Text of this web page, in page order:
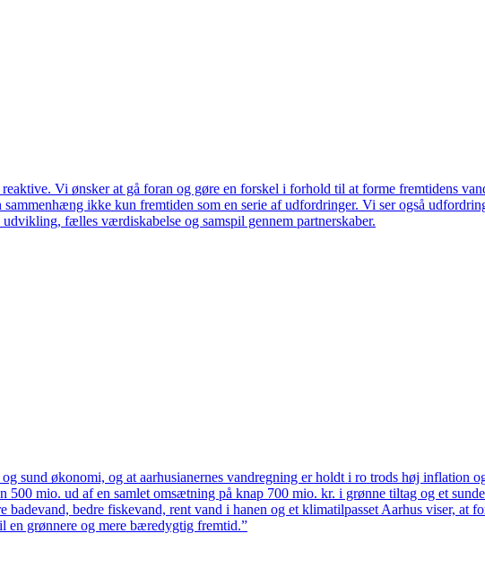
Vi ønsker at gå foran og gøre en forskel i forhold til at forme fremtidens
ikke kun fremtiden som en serie af udfordringer. Vi ser også
fælles værdiskabelse og samspil gennem partnerskaber.
sund økonomi, og at aarhusianernes vandregning er holdt i ro trods høj inflation
500 mio. ud af en samlet omsætning på knap 700 mio. kr. i grønne tiltag og et
badevand, bedre fiskevand, rent vand i hanen og et klimatilpasset Aarhus viser, at
en grønnere og mere bæredygtig fremtid.”